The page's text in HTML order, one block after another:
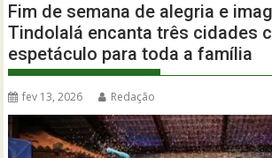
Fim de semana de alegria e
Tindolalá encanta três cidades
espetáculo para toda a família
fev 13, 2026 Redação